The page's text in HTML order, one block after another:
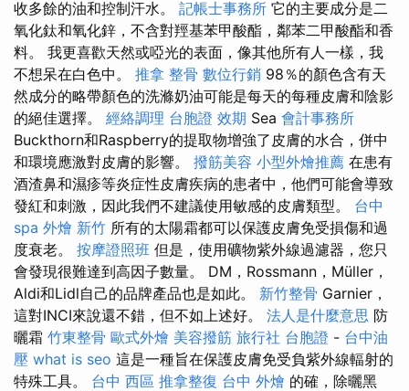
收多餘的油和控制汗水。 記帳士事務所 它的主要成分是二
氧化鈦和氧化鋅，不含對羥基苯甲酸酯，鄰苯二甲酸酯和香
料。 我更喜歡天然或啞光的表面，像其他所有人一樣，我
不想呆在白色中。 推拿 整骨 數位行銷 98％的顏色含有天
然成分的略帶顏色的洗滌奶油可能是每天的每種皮膚和陰影
的絕佳選擇。 經絡調理 台胞證 效期 Sea 會計事務所
Buckthorn和Raspberry的提取物增強了皮膚的水合，併中
和環境應激對皮膚的影響。 撥筋美容 小型外燴推薦 在患有
酒渣鼻和濕疹等炎症性皮膚疾病的患者中，他們可能會導致
發紅和刺激，因此我們不建議使用敏感的皮膚類型。 台中
spa 外燴 新竹 所有的太陽霜都可以保護皮膚免受損傷和過
度衰老。 按摩證照班 但是，使用礦物紫外線過濾器，您只
會發現很難達到高因子數量。 DM，Rossmann，Müller，
Aldi和Lidl自己的品牌產品也是如此。 新竹整骨 Garnier，
這對INCI來說還不錯，但不如上述好。 法人是什麼意思 防
曬霜 竹東整骨 歐式外燴 美容撥筋 旅行社 台胞證 - 台中油
壓 what is seo 這是一種旨在保護皮膚免受負紫外線輻射的
特殊工具。 台中 西區 推拿整復 台中 外燴 的確，除曬黑